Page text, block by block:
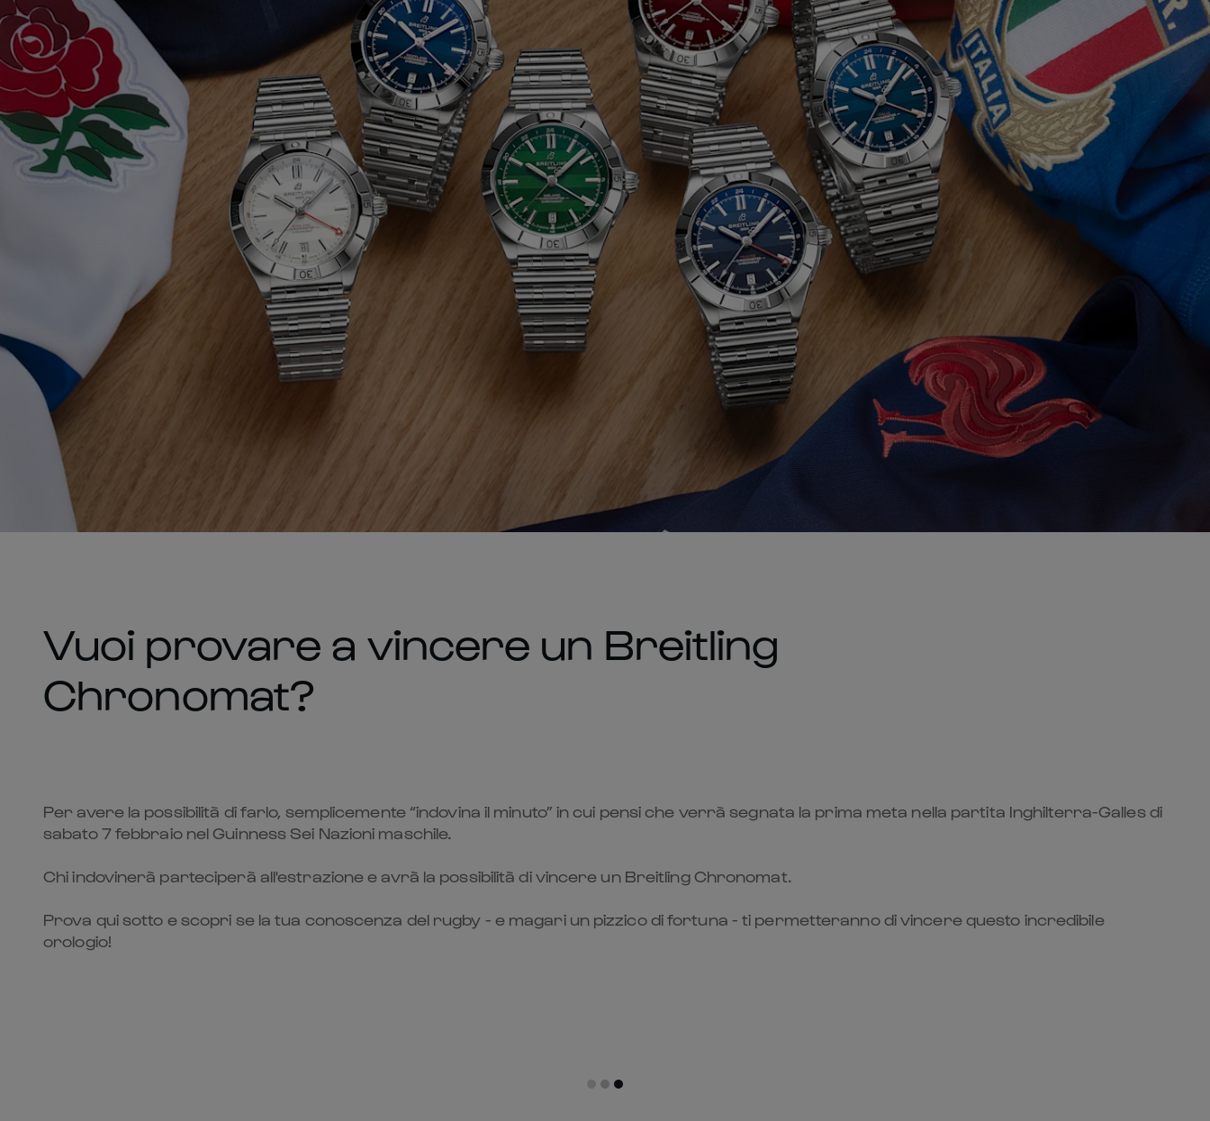
Vuoi provare a vincere un Breitling
Chronomat?
Per avere la possibilità di farlo, semplicemente “indovina il minuto” in cui pensi che verrà segnata la prima meta nella partita Inghilterra-Galles di
sabato 7 febbraio nel Guinness Sei Nazioni maschile.
Chi indovinerà parteciperà all'estrazione e avrà la possibilità di vincere un Breitling Chronomat.
Prova qui sotto e scopri se la tua conoscenza del rugby - e magari un pizzico di fortuna - ti permetteranno di vincere questo incredibile
orologio!